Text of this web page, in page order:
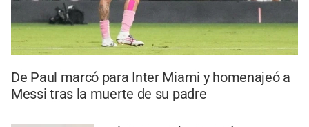
De Paul marcó para Inter Miami y homenajeó a
Messi tras la muerte de su padre